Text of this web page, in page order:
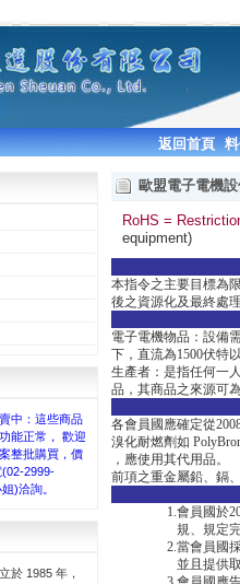
返回首頁
中：這些商品
能正常， 歡迎
整批購買，價
2999-
)洽詢。
於 1985 年，
歐盟電子電機
RoHS =
equipment)
本指令之主要目標為
後之資源化及最終處理
電子電機物品：設備
下，直流為1500伏特以
生產者：是指任何一
品，其商品之來源可
各會員國應確定從
溴化耐燃劑如
，應使用其代用品。
前項之重金屬鉛、鎘
1.會員國於
規、規定
2.當會員國
並且提供